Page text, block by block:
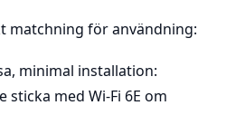
matchning för användning:
minimal installation:
med Wi-Fi 6E om